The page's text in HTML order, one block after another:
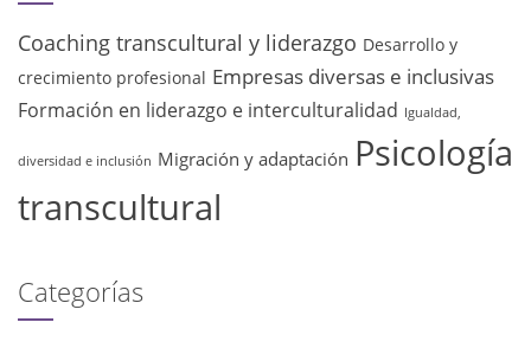
Coaching transcultural y liderazgo Desarrollo y
crecimiento profesional Empresas diversas e inclusivas
Formación en liderazgo e interculturalidad Igualdad,
diversidad e inclusión Migración y adaptación Psicología
transcultural
Categorías